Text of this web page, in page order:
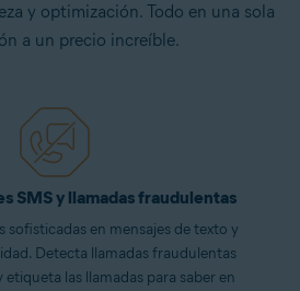
y optimización. Todo en una sola
a un precio increíble.
SMS y llamadas fraudulentas
sofisticadas en mensajes de texto y
Detecta llamadas fraudulentas
las llamadas para saber en